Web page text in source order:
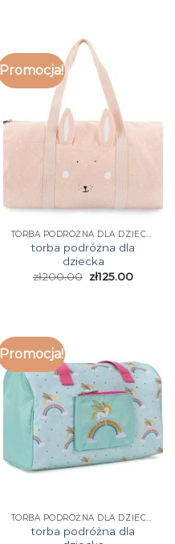
Promocja!
torba podróżna dla
dziecka
zł200.00 zł125.00
Promocja!
TORBA PODRÓŻNA DLA DZIECKA
torba podróżna dla